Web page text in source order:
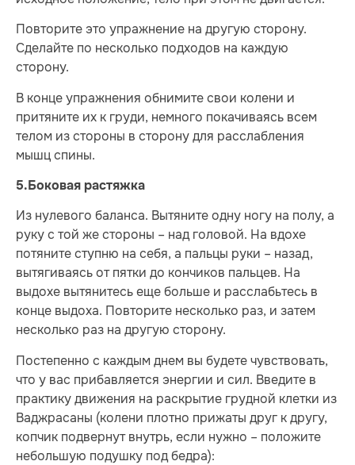
Повторите это упражнение на другую сторону.
Сделайте по несколько подходов на каждую
сторону.
В конце упражнения обнимите свои колени и
притяните их к груди, немного покачиваясь всем
телом из стороны в сторону для расслабления
мышц спины.
5.Боковая растяжка
Из нулевого баланса. Вытяните одну ногу на полу, а
руку с той же стороны – над головой. На вдохе
потяните ступню на себя, а пальцы руки – назад,
вытягиваясь от пятки до кончиков пальцев. Hа
выдохе вытянитесь еще больше и расслабьтесь в
конце выдоха. Повторите несколько раз, и затем
несколько раз на другую сторону.
Постепенно с каждым днем вы будете чувствовать,
что у вас прибавляется энергии и сил. Введите в
практику движения на раскрытие грудной клетки из
Ваджрасаны (колени плотно прижаты друг к другу,
копчик подвернут внутрь, если нужно – положите
небольшую подушку под бедра):